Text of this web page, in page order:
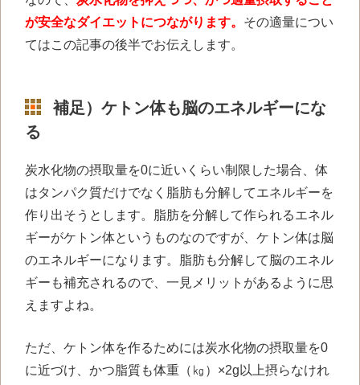
が安全なダイエットにつながります。 その適量につい
てはこの記事の後半でお伝えします。
補足）ケトン体も脳のエネルギーにな
る
炭水化物の摂取量を0に近いくらい制限した場合、体
はタンパク質だけでなく脂肪も分解してエネルギーを
作り出そうとします。脂肪を分解して作られるエネル
ギーがケトン体というものなのですが、ケトン体は脳
のエネルギーになります。脂肪も分解して脳のエネル
ギーも補充されるので、一見メリットがあるように思
えますよね。
ただ、ケトン体を作るためには炭水化物の摂取量を0
に近づけ、かつ脂質も体重（㎏）×2g以上摂らなけれ